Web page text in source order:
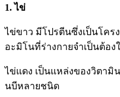
1. ไข่
ไข่ขาว มีโปรตีนซึ่งเป็นโคร
อะมิโนที่ร่างกายจำเป็นต้อง
ไข่แดง เป็นแหล่งของวิตามิ
นบีหลายชนิด